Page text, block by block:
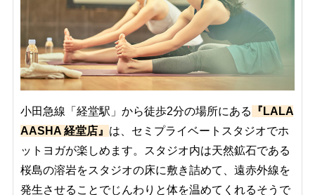
小田急線「経堂駅」から徒歩2分の場所にある
『LALA
AASHA 経堂店』 は、セミプライベートスタジオでホ
ットヨガが楽しめます。スタジオ内は天然鉱石である
桜島の溶岩をスタジオの床に敷き詰めて、遠赤外線を
発生させることでじんわりと体を温めてくれるそうで